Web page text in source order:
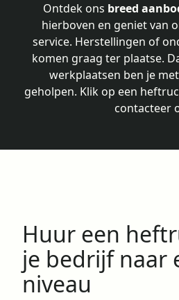
Ontdek ons breed
hierboven en geniet van
service. Herstellingen of
komen graag ter plaatse.
werkplaatsen ben je
geholpen. Klik op een
contacteer
Huur een
je bedrijf naar
niveau